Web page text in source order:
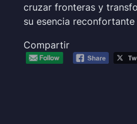
cruzar fronteras y
su esencia
Compartir